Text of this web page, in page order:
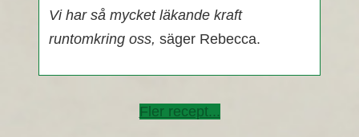
Vi har så mycket läkande kraft
runtomkring oss, säger Rebecca.
Fler recept...